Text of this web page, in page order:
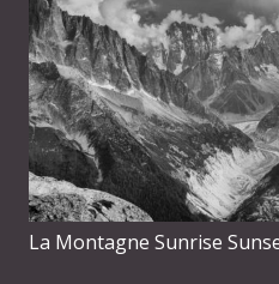
La Montagne Sunrise